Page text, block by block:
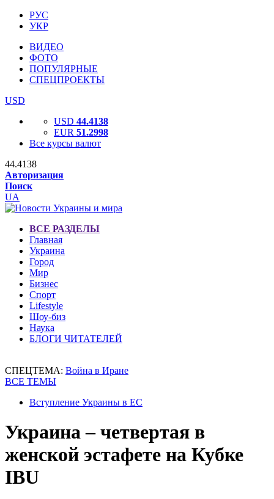
РУС
УКР
ВИДЕО
ФОТО
ПОПУЛЯРНЫЕ
СПЕЦПРОЕКТЫ
USD
USD 44.4138
EUR 51.2998
Все курсы валют
44.4138
Авторизация
Поиск
UA
ВСЕ РАЗДЕЛЫ
Главная
Украина
Город
Мир
Бизнес
Спорт
Lifestyle
Шоу-биз
Наука
БЛОГИ ЧИТАТЕЛЕЙ
СПЕЦТЕМА: Война в Иране
ВСЕ ТЕМЫ
Вступление Украины в ЕС
Украина – четвертая в
женской эстафете на Кубке
IBU